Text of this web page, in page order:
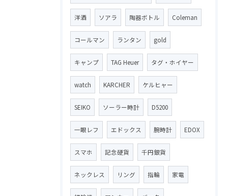
洋酒 ソアラ 陶器ボトル Coleman
コールマン ランタン gold
キャンプ TAG Heuer タグ・ホイヤー
watch KARCHER ケルヒャー
SEIKO ソーラー時計 D5200
一眼レフ エドックス 腕時計 EDOX
スマホ 記念硬貨 千円銀貨
ネックレス リング 指輪 家電